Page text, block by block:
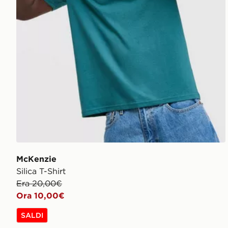
McKenzie
Silica T-Shirt
Era 20,00€
Ora 10,00€
SALDI